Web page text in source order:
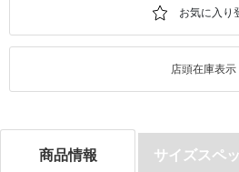
店頭在庫表示
商品情報 サイズスペ